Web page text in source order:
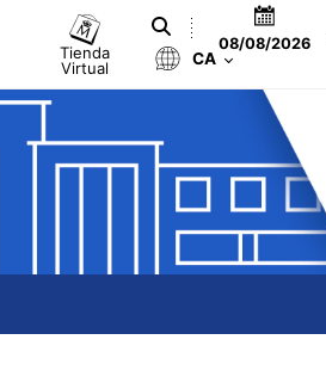
Tienda
Virtual
08/08/2026
CA